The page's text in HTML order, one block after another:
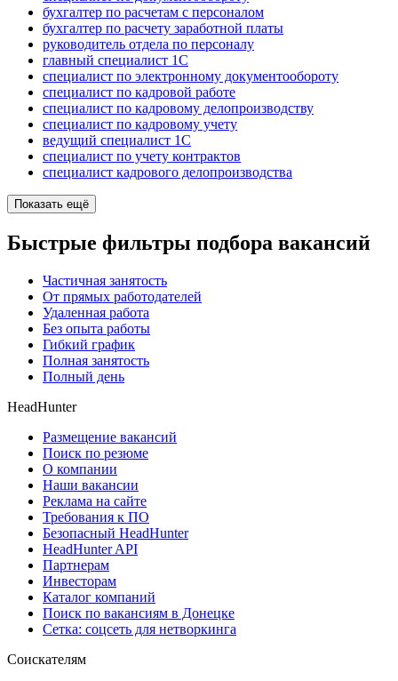
бухгалтер по расчетам с персоналом
бухгалтер по расчету заработной платы
руководитель отдела по персоналу
главный специалист 1С
специалист по электронному документообороту
специалист по кадровой работе
специалист по кадровому делопроизводству
специалист по кадровому учету
ведущий специалист 1С
специалист по учету контрактов
специалист кадрового делопроизводства
Показать ещё
Быстрые фильтры подбора вакансий
Частичная занятость
От прямых работодателей
Удаленная работа
Без опыта работы
Гибкий график
Полная занятость
Полный день
HeadHunter
Размещение вакансий
Поиск по резюме
О компании
Наши вакансии
Реклама на сайте
Требования к ПО
Безопасный HeadHunter
HeadHunter API
Партнерам
Инвесторам
Каталог компаний
Поиск по вакансиям в Донецке
Сетка: соцсеть для нетворкинга
Соискателям